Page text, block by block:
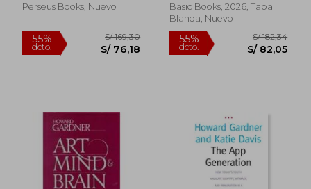
55%
dcto.
55%
dcto.
Perseus Books, Nuevo
Basic Books, 2026, Tapa
Blanda, Nuevo